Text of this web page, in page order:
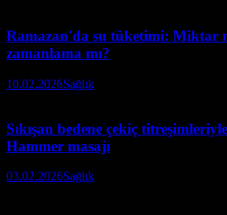
Ramazan'da su tüketimi: Miktar
zamanlama mı?
10.02.2026Sağlık
Sıkışan bedene çekiç
Hammer masajı
03.02.2026Sağlık